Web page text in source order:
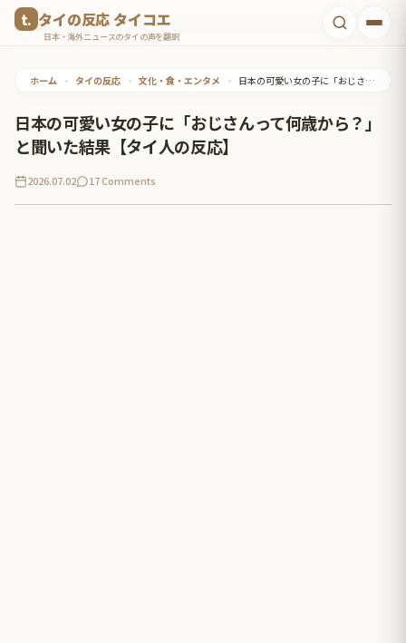
タイの反応 タイコエ
日本・海外ニュースのタイの声を翻訳
ホーム • タイの反応 • 文化・食・エンタメ • 日本の可愛い女の子に「おじさんって何歳から？」と聞いた結果【タイ人の反応】
日本の可愛い女の子に「おじさんって何歳から？」
と聞いた結果【タイ人の反応】
2026.07.02 17 Comments